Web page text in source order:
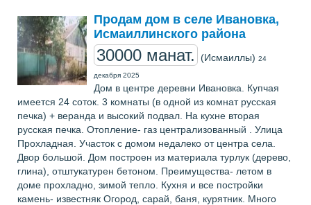
Продам дом в селе Ивановка,
Исмаиллинского района
30000 манат. (Исмаиллы) 24
декабря 2025
Дом в центре деревни Ивановка. Купчая
имеется 24 соток. 3 комнаты (в одной из комнат русская
печка) + веранда и высокий подвал. На кухне вторая
русская печка. Отопление- газ централизованный . Улица
Прохладная. Участок с домом недалеко от центра села.
Двор большой. Дом построен из материала турлук (дерево,
глина), отштукатурен бетоном. Преимущества- летом в
доме прохладно, зимой тепло. Кухня и все постройки
камень- известняк Огород, сарай, баня, курятник. Много